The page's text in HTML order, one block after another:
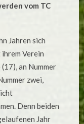
ASSE
vom TC
Jahren sich
Verein
an Nummer
zwei,
Denn beiden
Jahr